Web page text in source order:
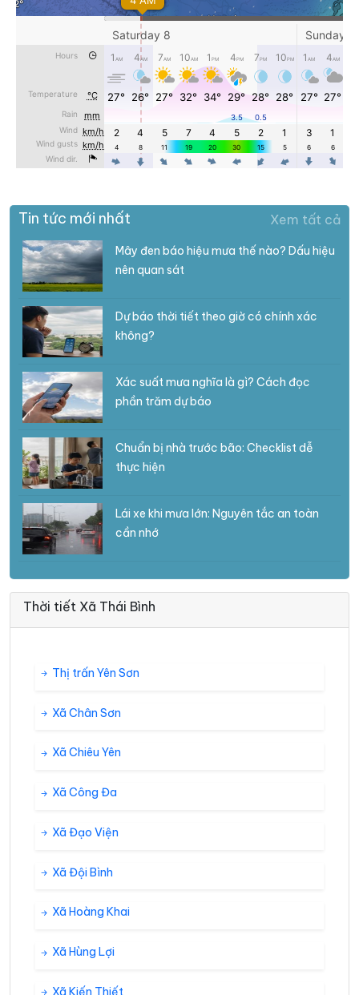
Tin tức mới nhất Xem tất cả
Mây đen báo hiệu mưa thế nào? Dấu hiệu
nên quan sát
Dự báo thời tiết theo giờ có chính xác
không?
Xác suất mưa nghĩa là gì? Cách đọc
phần trăm dự báo
Chuẩn bị nhà trước bão: Checklist dễ
thực hiện
Lái xe khi mưa lớn: Nguyên tắc an toàn
cần nhớ
Thời tiết Xã Thái Bình
Thị trấn Yên Sơn
Xã Chân Sơn
Xã Chiêu Yên
Xã Công Đa
Xã Đạo Viện
Xã Đội Bình
Xã Hoàng Khai
Xã Hùng Lợi
Xã Kiến Thiết